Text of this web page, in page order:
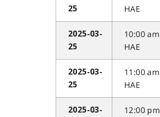
25
HAE
2025-03-
25
10:00 am
HAE
2025-03-
25
11:00 am
HAE
2025-03-
12:00 pm